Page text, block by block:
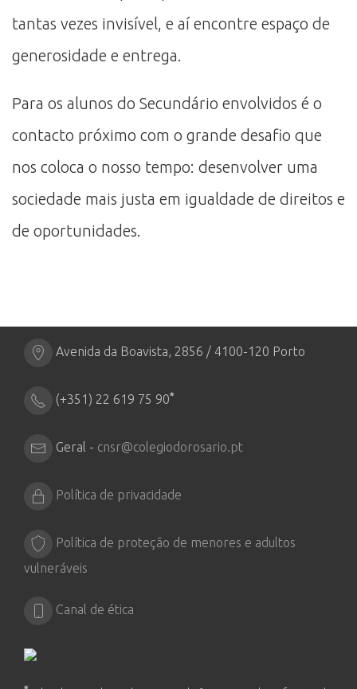
tantas vezes invisível, e aí encontre espaço de
generosidade e entrega.
Para os alunos do Secundário envolvidos é o
contacto próximo com o grande desafio que
nos coloca o nosso tempo: desenvolver uma
sociedade mais justa em igualdade de direitos e
de oportunidades.
Avenida da Boavista, 2856 / 4100-120 Porto
(+351) 22 619 75 90*
Geral - cnsr@colegiodorosario.pt
Política de privacidade
Política de proteção de menores e adultos
vulneráveis
Canal de ética